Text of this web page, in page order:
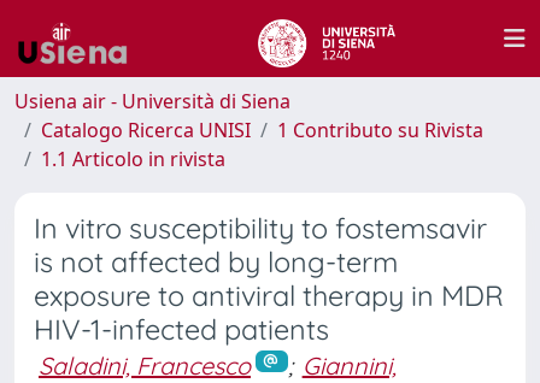
Usiena air - Università di Siena
Catalogo Ricerca UNISI
1 Contributo su Rivista
1.1 Articolo in rivista
In vitro susceptibility to fostemsavir
is not affected by long-term
exposure to antiviral therapy in MDR
HIV-1-infected patients
Saladini, Francesco ; Giannini,